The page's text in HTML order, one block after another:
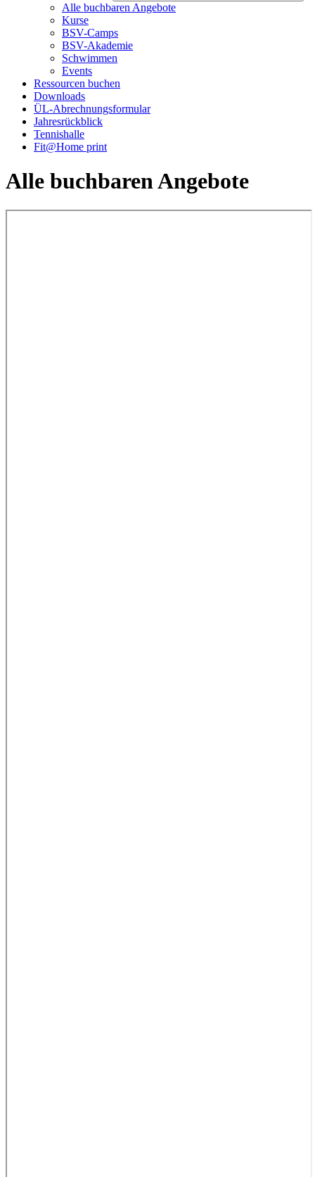
Alle buchbaren Angebote
Kurse
BSV-Camps
BSV-Akademie
Schwimmen
Events
Ressourcen buchen
Downloads
ÜL-Abrechnungsformular
Jahresrückblick
Tennishalle
Fit@Home print
Alle buchbaren Angebote